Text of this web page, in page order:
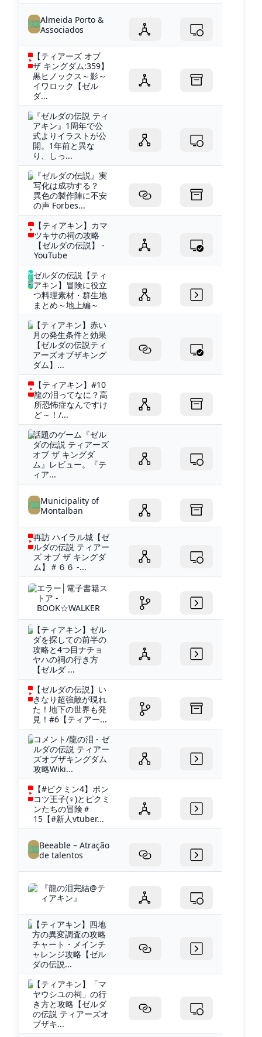
Almeida Porto &
Associados
【ティアーズ オブ
ザ キングダム:359】
黒ヒノックス～影～
イワロック【ゼル
ダ...
『ゼルダの伝説 ティ
アキン』1周年で公
式よりイラストが公
開。1年前と異な
り、しっ...
『ゼルダの伝説』実
写化は成功する？
異色の製作陣に不安
の声 Forbes...
【ティアキン】カマ
ツキサの祠の攻略
【ゼルダの伝説】 -
YouTube
ゼルダの伝説【ティ
アキン】冒険に役立
つ料理素材・群生地
まとめ～地上編～
【ティアキン】赤い
月の発生条件と効果
【ゼルダの伝説ティ
アーズオブザキング
ダム】...
【ティアキン】#10
龍の泪ってなに？高
所恐怖症なんですけ
ど～！/...
話題のゲーム『ゼル
ダの伝説 ティアーズ
オブ ザ キングダ
ム』レビュー。『テ
ィア...
Municipality of
Montalban
再訪 ハイラル城【ゼ
ルダの伝説 ティアー
ズ オブ ザ キングダ
ム】＃６６ -...
エラー│電子書籍ス
トア -
BOOK☆WALKER
【ティアキン】ゼル
ダを探しての前半の
攻略と4つ目ナチョ
ヤハの祠の行き方
【ゼルダ ...
【ゼルダの伝説】い
きなり超強敵が現れ
た！地下の世界も発
見！#6【ティアー...
コメント/龍の泪 - ゼ
ルダの伝説 ティアー
ズオブザキングダム
攻略Wiki...
【#ピクミン4】ポン
コツ王子(♀)とピクミ
ンたちの冒険＃
15【#新人vtuber...
Beeable – Atração
de talentos
『龍の泪完結@テ
ィアキン』
【ティアキン】四地
方の異変調査の攻略
チャート・メインチ
ャレンジ攻略【ゼル
ダの伝説...
【ティアキン】「マ
ヤウシユの祠」の行
き方と攻略【ゼルダ
の伝説 ティアーズオ
ブザキ...